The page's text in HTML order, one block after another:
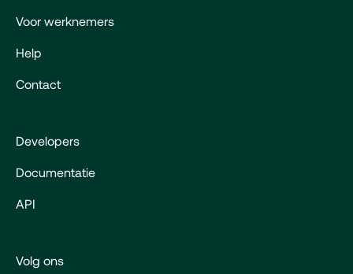
Voor werknemers
Help
Contact
Developers
Documentatie
API
Volg ons